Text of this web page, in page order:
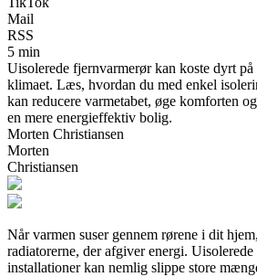
Mail
RSS
5 min
Uisolerede fjernvarmerør kan koste dyrt
klimaet. Læs, hvordan du med enkel
kan reducere varmetabet, øge komforten
en mere energieffektiv bolig.
Morten Christiansen
Morten
Christiansen
Når varmen suser gennem rørene i dit
radiatorerne, der afgiver energi.
installationer kan nemlig slippe store